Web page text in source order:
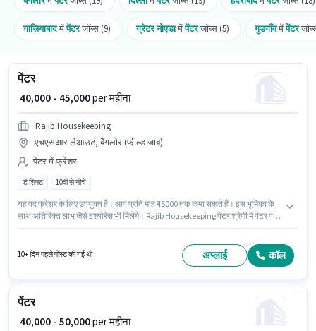
गाज़ियाबादमेंपेंटरजॉब्स (9) ग्रेटर नोएडामेंपेंटरजॉब्स (5) गुडगाँवमेंपेंटर
पेंटर
₹ 40,000 - 45,000per महीना
Rajib Housekeeping
एचएसआर लेआउट, बैंगलोर (फील्ड जाब)
पेंटर में फ्रेशर
डे शिफ्ट 10वीं से नीचे
यह पद फ्रेशर के लिए उपयुक्त है। आप प्रति माह ₹45000 तक कमा सकते हैं। इस भूमिका के
साथ अतिरिक्त लाभ जैसे इंश्योरेंस भी मिलेंगे। Rajib Housekeeping पेंटर श्रेणी में पेंटर पद
आवेदन कर सकते हैं।
10+ दिन पहले पोस्ट की गई थी अप्लाई कॉल
पेंटर
₹ 40,000 - 50,000per महीना